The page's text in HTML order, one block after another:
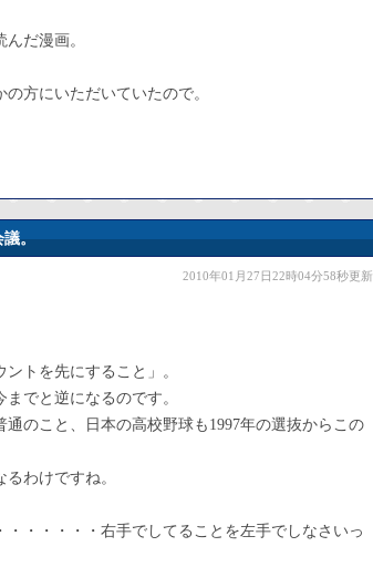
だ漫画。
方にいただいていたので。
議。
2010年01月27日22時04分58秒更新
トを先にすること」。
でと逆になるのです。
のこと、日本の高校野球も1997年の選抜からこの
わけですね。
・・・・・右手でしてることを左手でしなさいっ